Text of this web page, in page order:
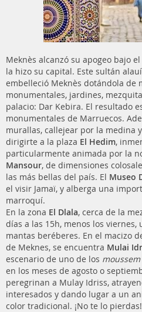
Meknès alcanzó su apogeo bajo
la hizo su capital. Este sultán
embelleció Meknès dotándola de
monumentales, jardines,
palacio: Dar Kebira. El resultado
monumentales de Marruecos.
murallas, callejear por la medina
dirigirte a la plaza El Hedim,
particularmente animada por la
Mansour, de dimensiones
las más bellas del país. El Museo
el visir Jamaï, y alberga una
marroquí.
En la zona El Dlala, cerca de la
días a las 15h, menos los
mantas beréberes. En el macizo
de Meknes, se encuentra Mulai
escenario de uno de los moussem
en los meses de agosto o
peregrinan a Mulay Idriss,
interesados y dando lugar a un
color tradicional. ¡No te lo pierdas!